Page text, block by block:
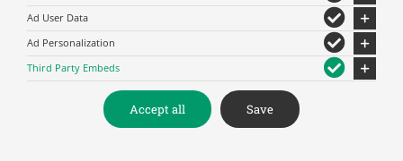
Ad User Data
Ad Personalization
Third Party Embeds
Accept all Save